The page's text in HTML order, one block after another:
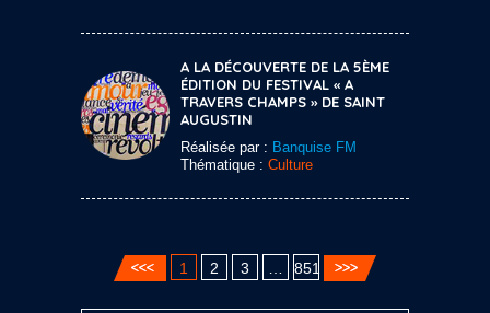
A LA DÉCOUVERTE DE LA 5ÈME
ÉDITION DU FESTIVAL « A
TRAVERS CHAMPS » DE SAINT
AUGUSTIN
Réalisée par : Banquise FM
Thématique : Culture
1 2 3 851